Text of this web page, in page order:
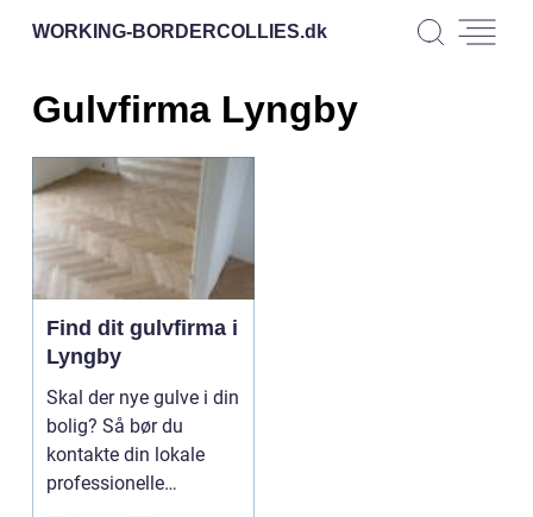
WORKING-BORDERCOLLIES.dk
Gulvfirma Lyngby
Find dit gulvfirma i
Lyngby
Skal der nye gulve i din
bolig? Så bør du
kontakte din lokale
professionelle
gulvlægger. Hvad gør